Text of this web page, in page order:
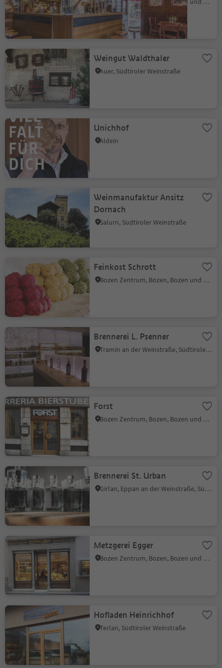
Weingut Waldthaler
Auer, Südtiroler Weinstraße
Unichhof
Aldein
Weinmanufaktur Ansitz
Dornach
Salurn, Südtiroler Weinstraße
Feinkost Schrott
Bozen Zentrum, Bozen, Bozen und Umgebung
Brennerei L. Psenner
Tramin an der Weinstraße, Südtiroler Weinstraße
Forst
Bozen Zentrum, Bozen, Bozen und Umgebung
Brennerei St. Urban
Girlan, Eppan an der Weinstraße, Südtiroler Weinstraße
Metzgerei Egger
Bozen Zentrum, Bozen, Bozen und Umgebung
Hofladen Heinrichhof
Terlan, Südtiroler Weinstraße